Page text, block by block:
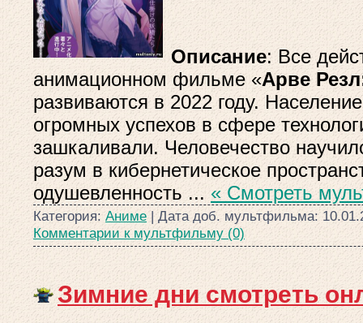
Описание: Все
анимационном фильме «Арве
развиваются в 2022 году.
огромных успехов в сфере
зашкаливали. Человечество
разум в кибернетическое
одушевленность ... « Смотреть
Категория: Аниме | Дата доб. мультфильма:
Комментарии к мультфильму (0)
Зимние дни смотреть